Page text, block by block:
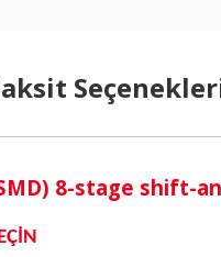
SMD) 8-stage shift-